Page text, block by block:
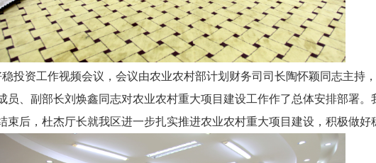
投资工作视频会议，会议由农业农村部计划财务司司长陶怀颖同志主持
员、副部长刘焕鑫同志对农业农村重大项目建设工作作了总体安排部署。
束后，杜杰厅长就我区进一步扎实推进农业农村重大项目建设，积极做好